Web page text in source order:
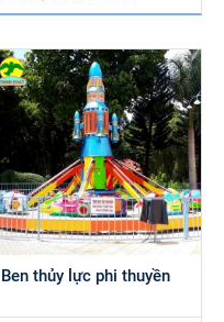
Ben thủy lực phi thuyền